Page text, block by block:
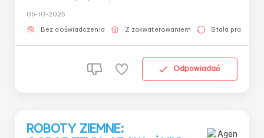
pakowanie gotowych
produktówWymagania:Umiejętność pracy w
06-10-2025
Bez doświadczenia Z zakwaterowaniem Stała praca
Odpowiadać
ROBOTY ZIEMNE: